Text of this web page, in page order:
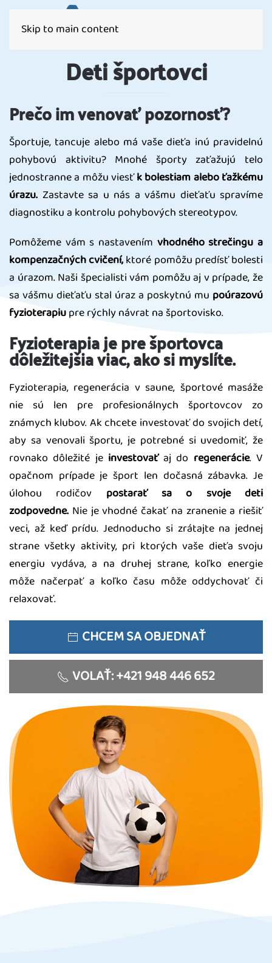
Skip to main content
Deti športovci
Prečo im venovať pozornosť?
Športuje, tancuje alebo má vaše dieťa inú pravidelnú
pohybovú aktivitu? Mnohé športy zaťažujú telo
jednostranne a môžu viesťk bolestiam alebo ťažkému
úrazu. Zastavte sa u nás a vášmu dieťaťu spravíme
diagnostiku a kontrolu pohybových stereotypov.
Pomôžeme vám s nastavením vhodného strečingu a
kompenzačných cvičení,ktoré pomôžu predísť bolesti
a úrazom. Naši špecialisti vám pomôžu aj v prípade, že
sa vášmu dieťaťu stal úraz a poskytnú mu poúrazovú
fyzioterapiupre rýchly návrat na športovisko.
Fyzioterapia je pre športovca
dôležitejšia viac, ako si myslíte.
Fyzioterapia, regenerácia v saune, športové masáže
nie sú len pre profesionálnych športovcov zo
známych klubov. Ak chcete investovať do svojich detí,
aby sa venovali športu, je potrebné si uvedomiť, že
rovnako dôležité je investovaťaj do regenerácie. V
opačnom prípade je šport len dočasná zábavka. Je
úlohou rodičov postarať sa o svoje deti
zodpovedne. Nie je vhodné čakať na zranenie a riešiť
veci, až keď prídu. Jednoducho si zrátajte na jednej
strane všetky aktivity, pri ktorých vaše dieťa svoju
energiu vydáva, a na druhej strane, koľko energie
môže načerpať a koľko času môže oddychovať či
relaxovať.
CHCEM SA OBJEDNAŤ
VOLAŤ: +421 948 446 652